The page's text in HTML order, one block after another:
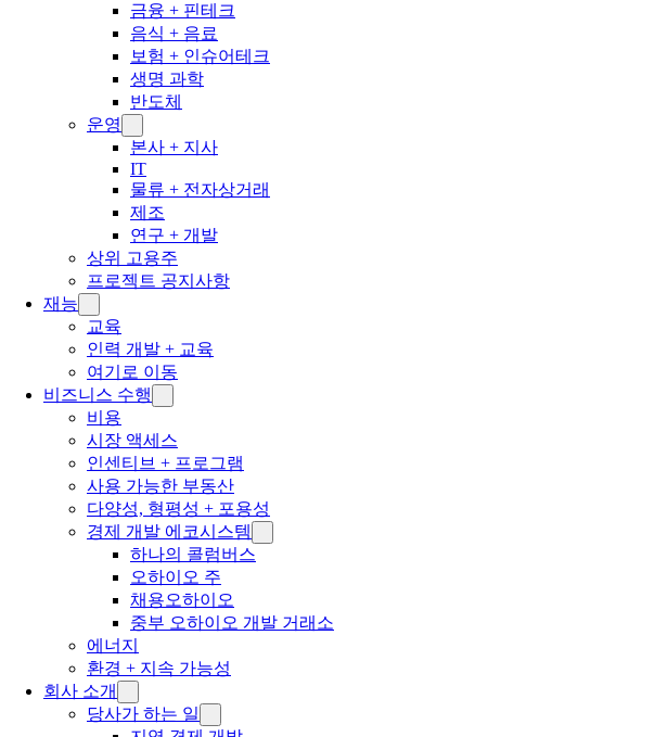
금융 + 핀테크
음식 + 음료
보험 + 인슈어테크
생명 과학
반도체
운영
본사 + 지사
IT
물류 + 전자상거래
제조
연구 + 개발
상위 고용주
프로젝트 공지사항
재능
교육
인력 개발 + 교육
여기로 이동
비즈니스 수행
비용
시장 액세스
인센티브 + 프로그램
사용 가능한 부동산
다양성, 형평성 + 포용성
경제 개발 에코시스템
하나의 콜럼버스
오하이오 주
채용오하이오
중부 오하이오 개발 거래소
에너지
환경 + 지속 가능성
회사 소개
당사가 하는 일